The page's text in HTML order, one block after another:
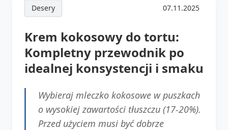
Desery 07.11.2025
Krem kokosowy do tortu:
Kompletny przewodnik po
idealnej konsystencji i smaku
Wybieraj mleczko kokosowe w puszkach
o wysokiej zawartości tłuszczu (17-20%).
Przed użyciem musi być dobrze